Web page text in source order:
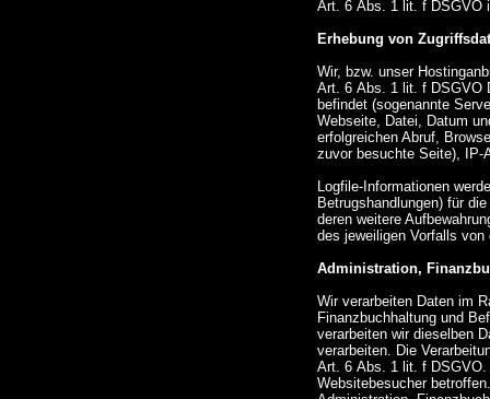
Art. 6 Abs. 1 lit. f DSGVO
Erhebung von
Wir, bzw. unser
Art. 6 Abs. 1 lit. f DSGVO
befindet (sogenannte
Webseite, Datei, Datum
erfolgreichen Abruf,
zuvor besuchte Seite), IP-
Logfile-Informationen
Betrugshandlungen) für
deren weitere
des jeweiligen Vorfalls
Administration,
Wir verarbeiten Daten im
Finanzbuchhaltung und
verarbeiten wir dieselben
verarbeiten. Die
Art. 6 Abs. 1 lit. f DSGVO.
Websitebesucher